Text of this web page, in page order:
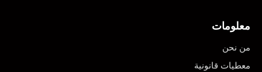
معلومات
من نحن
معطيات قانونية